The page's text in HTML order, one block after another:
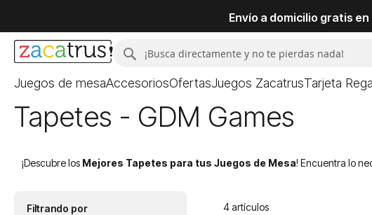
Envío a domicilio gratis
Buscar
Juegos de mesaAccesoriosOfertasJuegos ZacatrusTarjeta
Tapetes - GDM Games
¡Descubre los Mejores Tapetes para tus Juegos de Mesa! Encuentra lo
4artículos
Filtrando por